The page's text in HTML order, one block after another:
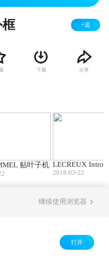
+追
下载 分享
贴叶子机 LECREUX
2018-03-22
继续使用浏览器
打开